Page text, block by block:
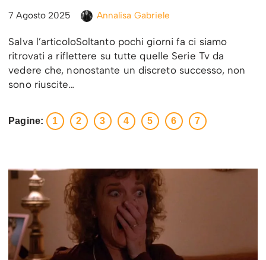
7 Agosto 2025 Annalisa Gabriele
Salva l’articoloSoltanto pochi giorni fa ci siamo
ritrovati a riflettere su tutte quelle Serie Tv da
vedere che, nonostante un discreto successo, non
sono riuscite…
Pagine: 1 2 3 4 5 6 7